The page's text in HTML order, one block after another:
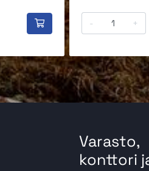
- +
Varasto,
konttori